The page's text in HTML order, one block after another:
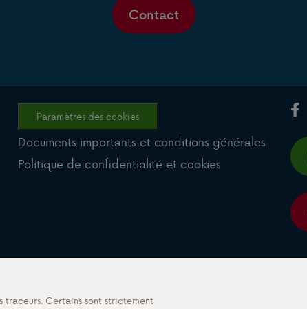
Contact
Paramètres des cookies
Documents importants et conditions générales
Politique de confidentialité et cookies
traceurs. Certains sont strictement